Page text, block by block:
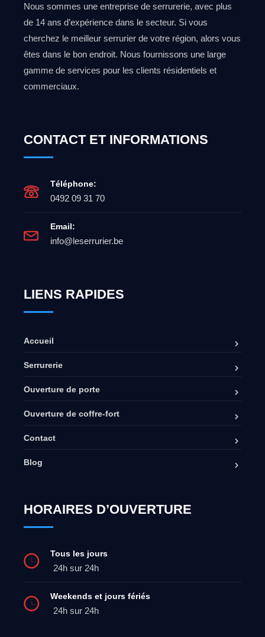
Nous sommes une entreprise de serrurerie, avec plus
de 14 ans d’expérience dans le secteur. Si vous
cherchez le meilleur serrurier de votre région, alors vous
êtes dans le bon endroit. Nous fournissons une large
gamme de services pour les clients résidentiels et
commerciaux.
CONTACT ET INFORMATIONS
Téléphone:
0492 09 31 70
Email:
info@leserrurier.be
LIENS RAPIDES
Accueil
Serrurerie
Ouverture de porte
Ouverture de coffre-fort
Contact
Blog
HORAIRES D’OUVERTURE
Tous les jours
24h sur 24h
Weekends et jours fériés
24h sur 24h